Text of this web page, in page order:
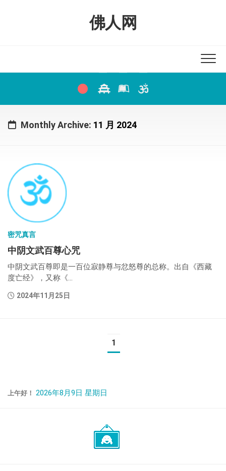
佛人网
Monthly Archive: 11 月 2024
密咒真言
中阴文武百尊心咒
中阴文武百尊即是一百位寂静尊与忿怒尊的总称。出自《西藏
度亡经》，又称《...
2024年11月25日
1
上午好！ 2026年8月9日 星期日